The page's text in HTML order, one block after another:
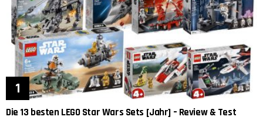
Die 13 besten LEGO Star Wars Sets [Jahr] – Review & Test